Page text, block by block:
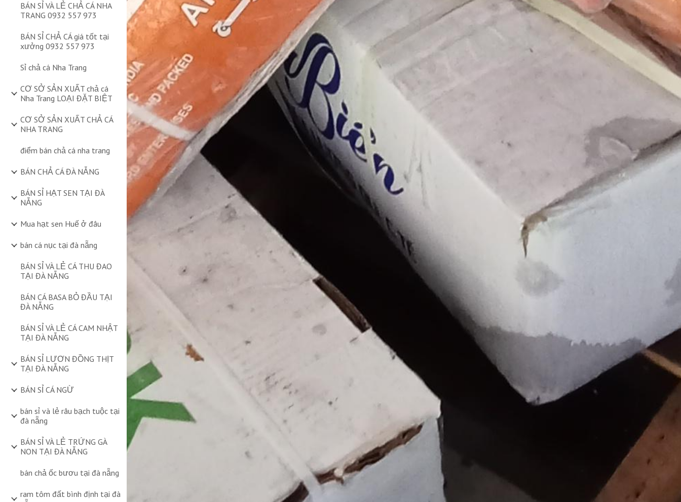
BÁN SỈ VÀ LẺ CHẢ CÁ NHA
TRANG 0932 557 973
BÁN SỈ CHẢ CÁ giá tốt tại
xưởng 0932 557 973
Sỉ chả cá Nha Trang
CƠ SỞ SẢN XUẤT chả cá
Nha Trang LOẠI ĐẶT BIỆT
CƠ SỞ SẢN XUẤT CHẢ CÁ
NHA TRANG
điểm bán chả cá nha trang
BÁN CHẢ CÁ ĐÀ NẴNG
BÁN SỈ HẠT SEN TẠI ĐÀ
NẴNG
Mua hạt sen Huế ở đâu
bán cá nục tại đà nẵng
BÁN SỈ VÀ LẺ CÁ THU ĐAO
TẠI ĐÀ NẴNG
BÁN CÁ BASA BỎ ĐẦU TẠI
ĐÀ NẴNG
BÁN SỈ VÀ LẺ CÁ CAM NHẬT
TẠI ĐÀ NẴNG
BÁN SỈ LƯƠN ĐỒNG THỊT
TẠI ĐÀ NẴNG
BÁN SỈ CÁ NGỪ
bán sỉ và lẻ râu bạch tuộc tại
đà nẵng
BÁN SỈ VÀ LẺ TRỨNG GÀ
NON TẠI ĐÀ NẴNG
bán chả ốc bươu tại đà nẵng
ram tôm đất bình định tại đà